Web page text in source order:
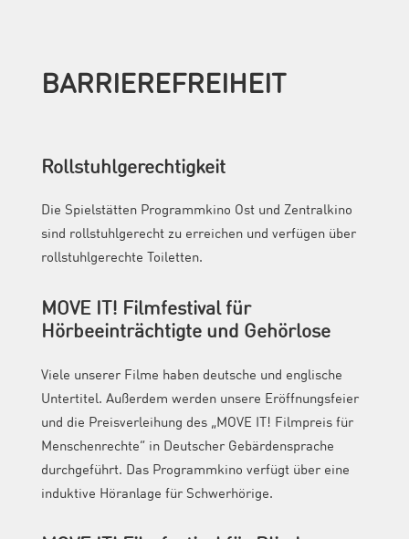
BARRIEREFREIHEIT
Rollstuhlgerechtigkeit
Die Spielstätten Programmkino Ost und Zentralkino
sind rollstuhlgerecht zu erreichen und verfügen über
rollstuhlgerechte Toiletten.
MOVE IT! Filmfestival für
Hörbeeinträchtigte und Gehörlose
Viele unserer Filme haben deutsche und englische
Untertitel. Außerdem werden unsere Eröffnungsfeier
und die Preisverleihung des „MOVE IT! Filmpreis für
Menschenrechte“ in Deutscher Gebärdensprache
durchgeführt. Das Programmkino verfügt über eine
induktive Höranlage für Schwerhörige.